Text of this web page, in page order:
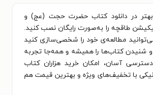
بهتر در دانلود کتاب حضرت حجت (عج) و
طاقچه را به‌صورت رایگان نصب کنید.
مطالعه‌ی خود را شخصی‌سازی کنید
شنیدن کتاب‌ها را همیشه و همه‌جا تجربه
دسترسی آسان، امکان خرید هزاران کتاب
با تخفیف‌های ویژه و بهترین قیمت هم